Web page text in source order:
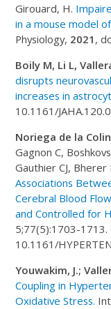
Girouard, H.
in a mouse model
Physiology, 2021 ,
Boily M, Li L,
disrupts
increases in
10.1161/
Noriega de la
Gagnon C,
Gauthier CJ, Bherer
Associations
Cerebral Blood
and Controlled for
5;77(5):1703-1713.
10.1161/
Youwakim, J.;
Coupling in
Oxidative Stress.